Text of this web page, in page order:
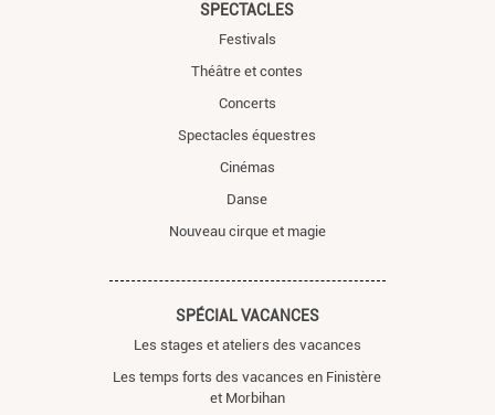
SPECTACLES
Festivals
Théâtre et contes
Concerts
Spectacles équestres
Cinémas
Danse
Nouveau cirque et magie
SPÉCIAL VACANCES
Les stages et ateliers des vacances
Les temps forts des vacances en Finistère
et Morbihan